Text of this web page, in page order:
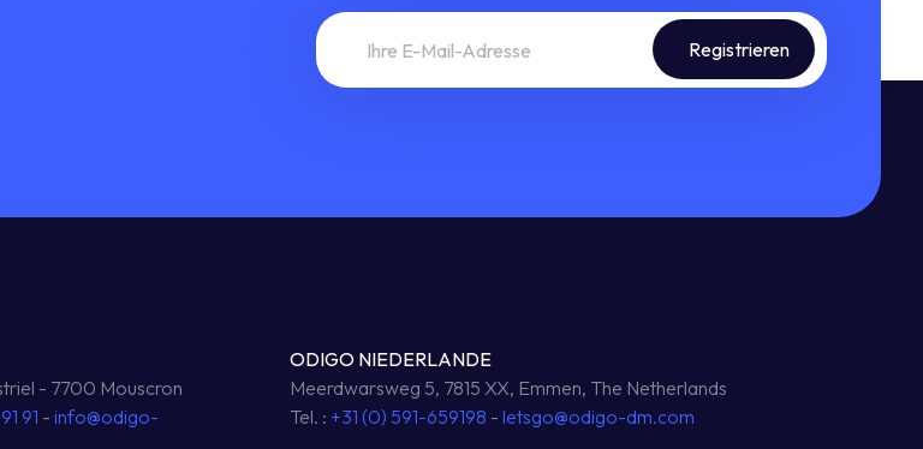
- 7700 Mouscron
91 -info@odigo-
ODIGO NIEDERLANDE
Meerdwarsweg 5, 7815 XX, Emmen, The Netherlands
Tel. : +31 (0) 591-659198 - letsgo@odigo-dm.com